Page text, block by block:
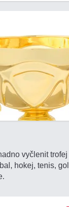
vyčlenit
hokej, tenis,